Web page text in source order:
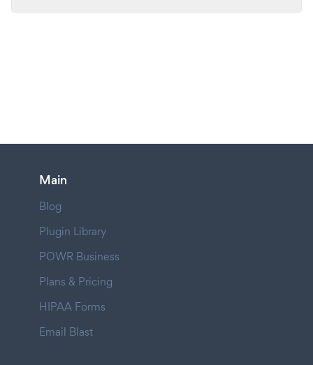
Main
Blog
Plugin Library
POWR Business
Plans & Pricing
HIPAA Forms
Email Blast